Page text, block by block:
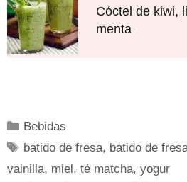
Cóctel de kiwi,
menta
Bebidas
batido de fresa, batido de
vainilla, miel, té matcha, yogur